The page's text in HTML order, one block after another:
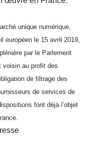
unique numérique,
européen le 15 avril 2019,
par le Parlement
voisin au profit des
de filtrage des
de services de
font déjà l’objet